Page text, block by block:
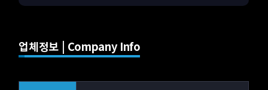
업체정보 | Company Info